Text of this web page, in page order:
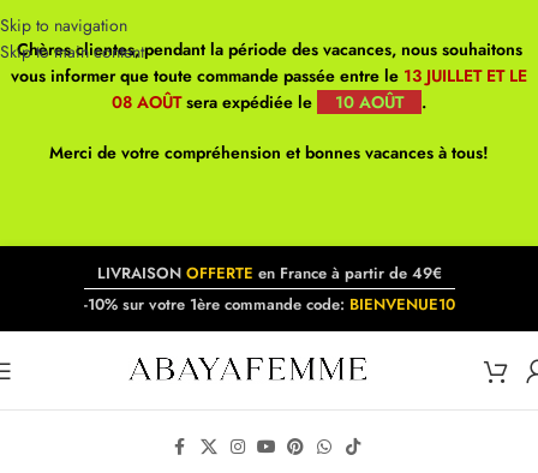
Skip to navigation
Skip to main content
Chères clientes, pendant la période des vacances, nous souhaitons
vous informer que toute commande passée entre le 13 JUILLET ET LE
08 AOÛTsera expédiée le 10 AOÛT .
Merci de votre compréhension et bonnes vacances à tous!
LIVRAISON OFFERTE en France à partir de 49€
-10% sur votre 1ère commande code: BIENVENUE10